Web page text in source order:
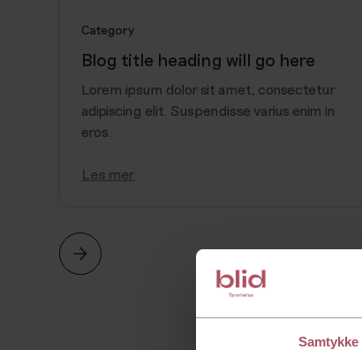
Samtykke
Category
Blog title heading will go here
Lorem ipsum dolor sit amet, consectetur
adipiscing elit. Suspendisse varius enim in
eros.
Les mer